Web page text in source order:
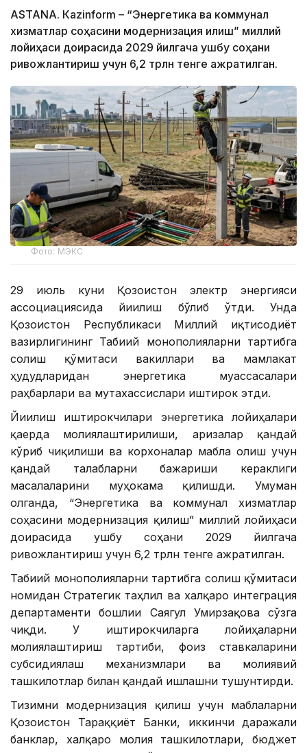
ASTANА. Кazinform – “Энергетика ва коммунал
хизматлар соҳасини модернизация қилиш” миллий
лойиҳаси доирасида 2029 йилгача ушбу соҳани
ривожлантириш учун 6,2 трлн тенге ажратилган.
Фото: МЭКС
29 июль куни Қозоғистон электр энергияси
ассоциациясида йиғилиш бўлиб ўтди. Унда
Қозоғистон Республикаси Миллий иқтисодиёт
вазирлигининг Табиий монополияларни тартибга
солиш қўмитаси вакиллари ва мамлакат
ҳудудларидан энергетика муассасалари
раҳбарлари ва мутахассислари иштирок этди.
Йиғилиш иштирокчилари энергетика лойиҳалари
қаерда молиялаштирилиши, аризалар қандай
кўриб чиқилиши ва корхоналар маблағ олиш учун
қандай талабларни бажариши кераклиги
масалаларини муҳокама қилишди. Умуман
олганда, “Энергетика ва коммунал хизматлар
соҳасини модернизация қилиш” миллий лойиҳаси
доирасида ушбу соҳани 2029 йилгача
ривожлантириш учун 6,2 трлн тенге ажратилган.
Табиий монополияларни тартибга солиш қўмитаси
номидан Стратегик таҳлил ва халқаро интеграция
департаменти бошлиғи Саягул Умирзақова сўзга
чиқди. У иштирокчиларга лойиҳаларни
молиялаштириш тартиби, фоиз ставкаларини
субсидиялаш механизмлари ва молиявий
ташкилотлар билан қандай ишлашни тушунтирди.
Тизимни модернизация қилиш учун маблағларни
Қозоғистон Тараққиёт Банки, иккинчи даражали
банклар, халқаро молия ташкилотлари, бюджет